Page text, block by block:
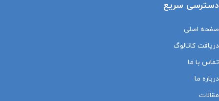
دسترسی سریع
صفحه اصلی
دریافت کاتالوگ
تماس با ما
درباره ما
مقالات